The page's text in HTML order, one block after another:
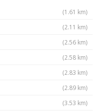
(1.61 km)
(2.11 km)
(2.56 km)
(2.58 km)
(2.83 km)
(2.89 km)
(3.53 km)